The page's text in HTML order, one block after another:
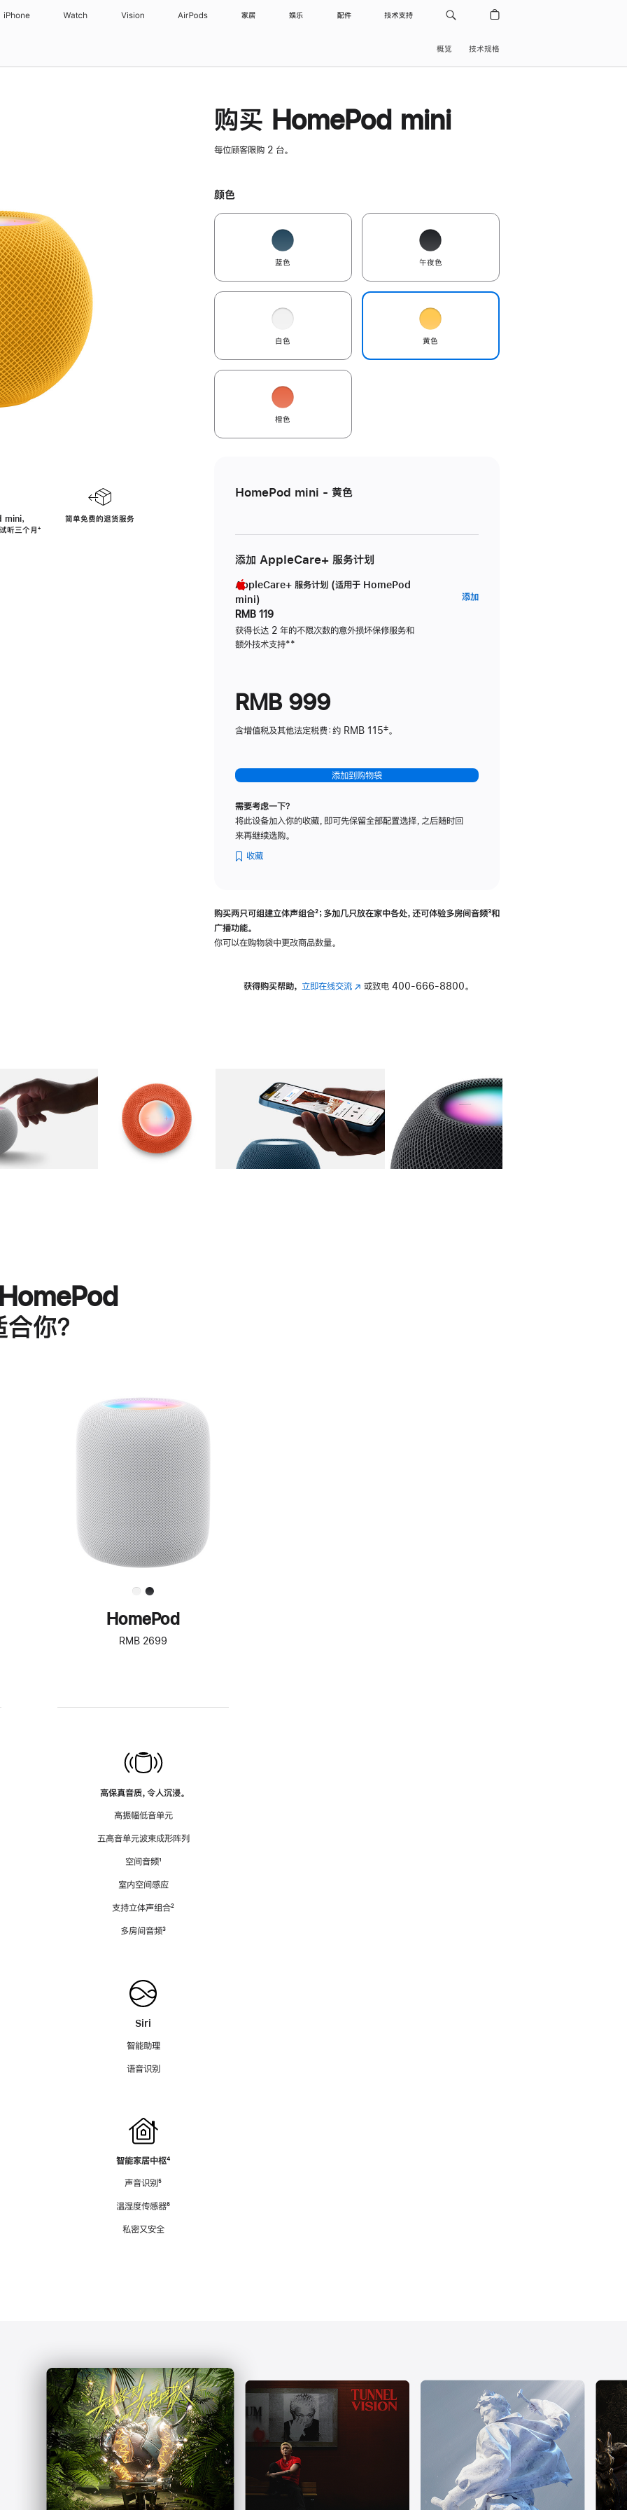
iPhone Watch Vision AirPods 家居 娱乐 配件 技术支持
概览 技术规格
，
听三个月脚
⁺
简单免费的退货服务
购买 HomePod mini
每位顾客限购 2 台。
颜色
蓝色 午夜色
白色 黄色
橙色
HomePod mini - 黄色
添加 AppleCare+ 服务计划
AppleCare+ 服务计划 (适用于 HomePod
mini)
RMB 119
获得长达 2 年的不限次数的意外损坏保修服务和
额外技术支持脚
**
添加AppleCare+
RMB 999
含增值税及其他法定税费：约 RMB 115‡。
添加到购物袋
需要考虑一下？
将此设备加入你的收藏，即可先保留全部配置选择，之后随时回
来再继续选购。
收藏
购买两只可组建立体声组合脚
²；多加几只放在家中各处，还可体验多‍房‍间音频脚
³和
广播功能。
你可以在购物袋中更改商品数量。
获得购买帮助， 立即在线交流(在 或致电 400-666-8800。
图库 图像 图库 图像 图库 图像 4 图库 图像 5
你？
进
一
步
了
解
HomePod<
HomePod
RMB 2699
高保真音质，令人沉浸。
高振幅低音单元
五高音单元波束成形阵列
空间音频脚
¹
室内空间感应
支持立体声组合脚
²
多房间音频脚
³
Siri
智能助理
语音识别
智能家居中枢脚
⁴
声音识别脚
⁵
温湿度传感器脚
⁶
私密又安全